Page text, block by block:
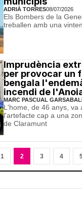
ADRIÀ TORRES08/07/2026
Els Bombers de la
treballen amb una
Imprudència
per provocar un
bengala
incendi de
MARC PASCUAL
L'home, de 46 anys, va
l'artefacte cap a una
de Claramunt
1 2 3 4